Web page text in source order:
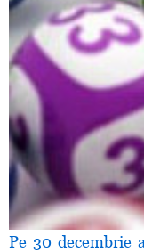
Pe 30 decembrie